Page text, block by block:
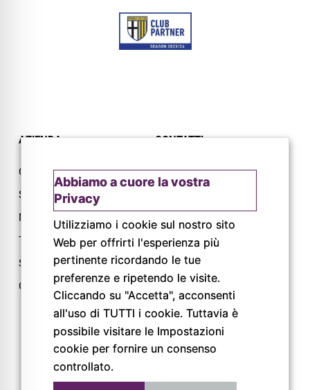
AZIENDA
Chi siamo
Servizi
Magazine
Trail
Shop
Cataloghi
CONTATTI
Via L. Lama, 2
Tel: 0521 805945
Mail:
info@pigrecoservizi.it
Richiedi un preventivo
Lavora con noi
FOLLOW US
Abbiamo a cuore la vostra
Privacy
Utilizziamo i cookie sul nostro sito
Web per offrirti l'esperienza più
pertinente ricordando le tue
preferenze e ripetendo le visite.
Cliccando su "Accetta", acconsenti
all'uso di TUTTI i cookie. Tuttavia è
possibile visitare le Impostazioni
cookie per fornire un consenso
controllato.